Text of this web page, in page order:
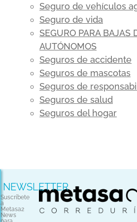
Seguro de vehículos
Seguro de vida
SEGURO PARA BAJAS
AUTÓNOMOS
Seguros de accidente
Seguros de mascotas
Seguros de
Seguros de salud
Seguros del hogar
NEWSLETTER
Suscríbete
a
Metasa2
News